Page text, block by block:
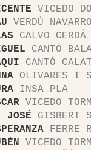
VICEDO
VERDÚ
CALVO CERDÁ
CANTÓ
CANTÓ
OLIVARES I
INSA PLA
VICEDO
GISBERT
FERRE
VICEDO